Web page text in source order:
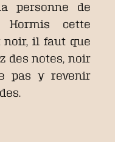
personne de
Hormis cette
noir, il faut que
des notes, noir
pas y revenir